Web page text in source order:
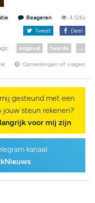
Reageren
4.126x
Tweet
Deel
ongeval heerde
Opmerkingen of vragen
gesteund met een
jouw steun rekenen?
voor mij zijn
kanaal: